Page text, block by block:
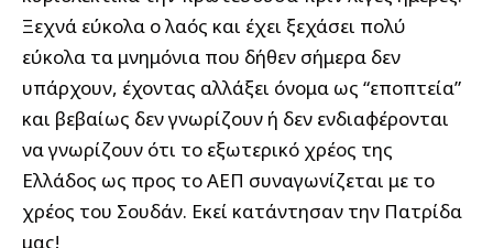
Ξεχνά εύκολα ο λαός και έχει ξεχάσει πολύ
εύκολα τα μνημόνια που δήθεν σήμερα δεν
υπάρχουν, έχοντας αλλάξει όνομα ως “εποπτεία”
και βεβαίως δεν γνωρίζουν ή δεν ενδιαφέρονται
να γνωρίζουν ότι το εξωτερικό χρέος της
Ελλάδος ως προς το ΑΕΠ συναγωνίζεται με το
χρέος του Σουδάν. Εκεί κατάντησαν την Πατρίδα
μας!